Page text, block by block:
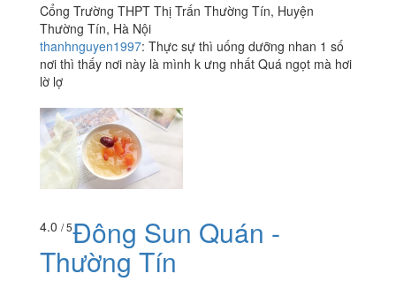
Cổng Trường THPT Thị Trấn Thường Tín, Huyện
Thường Tín, Hà Nội
thanhnguyen1997: Thực sự thì uống dưỡng nhan 1 số
nơi thì thấy nơi này là mình k ưng nhất Quá ngọt mà hơi
lờ lợ
4.0 / 5Đông Sun Quán -
Thường Tín